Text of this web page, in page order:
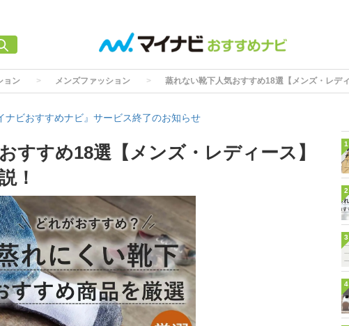
ョン メンズファッション 蒸れない靴下人気おすすめ18選【メンズ・レデ
ナビおすすめナビ』サービス終了のお知らせ
すすめ18選【メンズ・レディース】
！
1
2
3
4